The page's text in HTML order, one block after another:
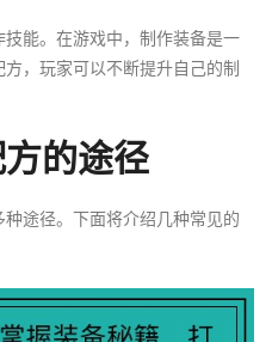
能。在游戏中，制作装备是一
，玩家可以不断提升自己的制
的途径
途径。下面将介绍几种常见的